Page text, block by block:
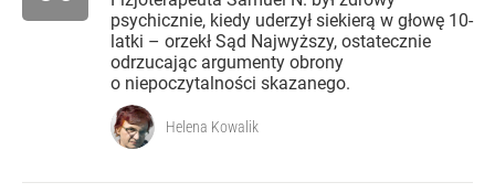
psychicznie, kiedy uderzył siekierą w głowę 10-
latki – orzekł Sąd Najwyższy, ostatecznie
odrzucając argumenty obrony
o niepoczytalności skazanego.
Helena Kowalik